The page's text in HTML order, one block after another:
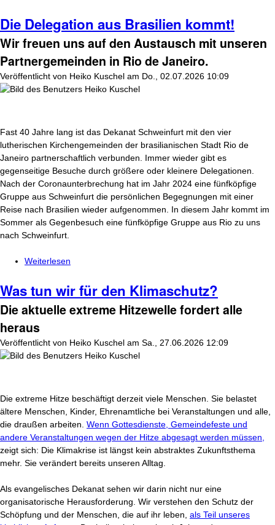
Die Delegation aus Brasilien kommt!
Wir freuen uns auf den Austausch mit unseren
Partnergemeinden in Rio de Janeiro.
Veröffentlicht von Heiko Kuschel am Do., 02.07.2026 10:09
Fast 40 Jahre lang ist das Dekanat Schweinfurt mit den vier
lutherischen Kirchengemeinden der brasilianischen Stadt Rio de
Janeiro partnerschaftlich verbunden. Immer wieder gibt es
gegenseitige Besuche durch größere oder kleinere Delegationen.
Nach der Coronaunterbrechung hat im Jahr 2024 eine fünfköpfige
Gruppe aus Schweinfurt die persönlichen Begegnungen mit einer
Reise nach Brasilien wieder aufgenommen. In diesem Jahr kommt im
Sommer als Gegenbesuch eine fünfköpfige Gruppe aus Rio zu uns
nach Schweinfurt.
Weiterlesen
Was tun wir für den Klimaschutz?
Die aktuelle extreme Hitzewelle fordert alle
heraus
Veröffentlicht von Heiko Kuschel am Sa., 27.06.2026 12:09
Die extreme Hitze beschäftigt derzeit viele Menschen. Sie belastet
ältere Menschen, Kinder, Ehrenamtliche bei Veranstaltungen und alle,
die draußen arbeiten. Wenn Gottesdienste, Gemeindefeste und
andere Veranstaltungen wegen der Hitze abgesagt werden müssen,
zeigt sich: Die Klimakrise ist längst kein abstraktes Zukunftsthema
mehr. Sie verändert bereits unseren Alltag.
Als evangelisches Dekanat sehen wir darin nicht nur eine
organisatorische Herausforderung. Wir verstehen den Schutz der
Schöpfung und der Menschen, die auf ihr leben, als Teil unseres